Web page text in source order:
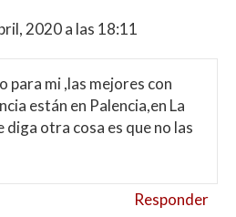
2020 a las 18:11
para mi ,las mejores con
están en Palencia,en La
diga otra cosa es que no las
Responder